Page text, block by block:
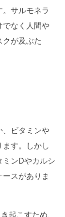
。サルモネラ
でなく人間や
クが及ぶた
、ビタミンや
ます。しかし
ミンDやカルシ
スがありま
起こすため、